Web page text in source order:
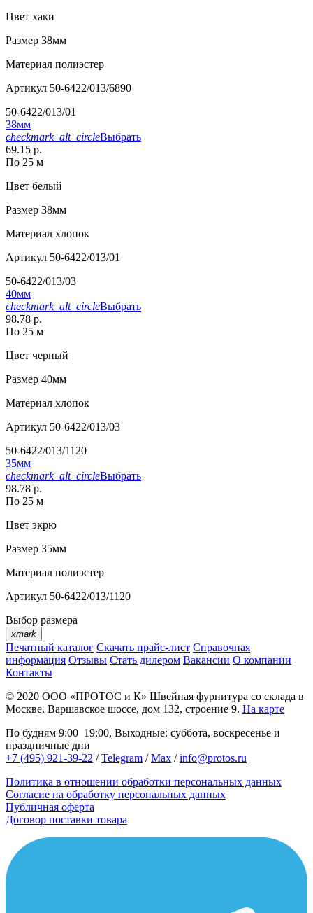
Цвет хаки
Размер 38мм
Материал полиэстер
Артикул 50-6422/013/6890
50-6422/013/01
38мм
checkmark_alt_circleВыбрать
69.15 р.
По 25 м
Цвет белый
Размер 38мм
Материал хлопок
Артикул 50-6422/013/01
50-6422/013/03
40мм
checkmark_alt_circleВыбрать
98.78 р.
По 25 м
Цвет черный
Размер 40мм
Материал хлопок
Артикул 50-6422/013/03
50-6422/013/1120
35мм
checkmark_alt_circleВыбрать
98.78 р.
По 25 м
Цвет экрю
Размер 35мм
Материал полиэстер
Артикул 50-6422/013/1120
Выбор размера
xmark
Печатный каталог Скачать прайс-лист Справочная
информация Отзывы Стать дилером Вакансии О компании
Контакты
© 2020 ООО «ПРОТОС и К» Швейная фурнитура со склада в
Москве. Варшавское шоссе, дом 132, строение 9. На карте
По будням 9:00–19:00, Выходные: суббота, воскресенье и
праздничные дни
+7 (495) 921-39-22 /Telegram /Max /info@protos.ru
Политика в отношении обработки персональных данных
Согласие на обработку персональных данных
Публичная оферта
Договор поставки товара